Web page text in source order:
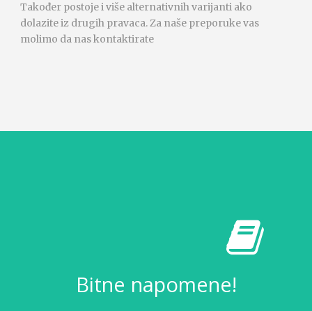
Također postoje i više alternativnih varijanti ako
dolazite iz drugih pravaca. Za naše preporuke vas
molimo da nas kontaktirate
Bitne napomene!